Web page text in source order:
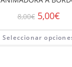
8,00€ 5,00€
Seleccionar